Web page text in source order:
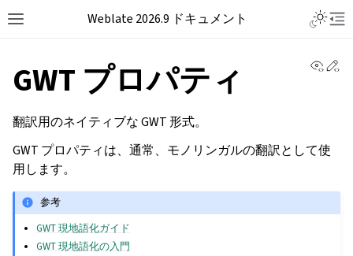
Weblate 2026.9 ドキュメント
GWT プロパティ
翻訳用のネイティブな GWT 形式。
GWT プロパティは、通常、モノリンガルの翻訳として使
用します。
参考
GWT 現地語化ガイド
GWT 現地語化の入門